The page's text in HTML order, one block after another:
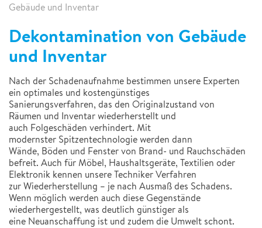
Gebäude und Inventar
Dekontamination von Gebäude
und Inventar
Nach der Schadenaufnahme bestimmen unsere Experten
ein optimales und kostengünstiges
Sanierungsverfahren, das den Originalzustand von
Räumen und Inventar wiederherstellt und
auch Folgeschäden verhindert. Mit
modernster Spitzentechnologie werden dann
Wände, Böden und Fenster von Brand- und Rauchschäden
befreit. Auch für Möbel, Haushaltsgeräte, Textilien oder
Elektronik kennen unsere Techniker Verfahren
zur Wiederherstellung – je nach Ausmaß des Schadens.
Wenn möglich werden auch diese Gegenstände
wiederhergestellt, was deutlich günstiger als
eine Neuanschaffung ist und zudem die Umwelt schont.